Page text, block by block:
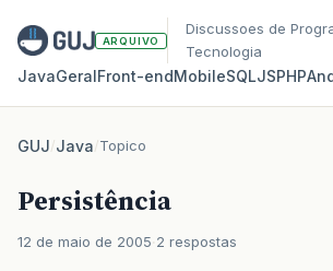
ARQUIVO
Discussoes de
Tecnologia
JavaGeralFront‑endMobileSQLJSPHP
GUJ/Java/Topico
Persistência
12 de maio de 2005 2 respostas